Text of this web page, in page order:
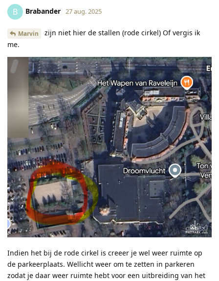
B Brabander 27 aug. 2025
Marvin
zijn niet hier de stallen (rode cirkel) Of vergis ik
me.
Indien het bij de rode cirkel is creeer je wel weer ruimte op
de parkeerplaats. Wellicht weer om te zetten in parkeren
zodat je daar weer ruimte hebt voor een uitbreiding van het